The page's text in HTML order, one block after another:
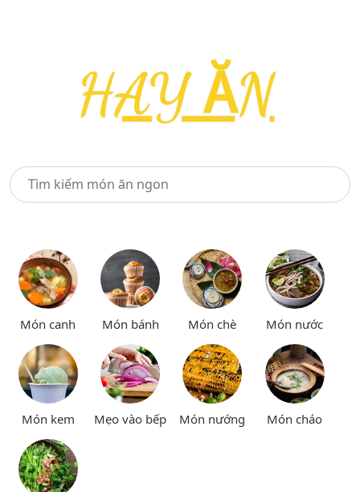
Món canh Món bánh Món chè Món nước
Món kem Mẹo vào bếp Món nướng Món cháo